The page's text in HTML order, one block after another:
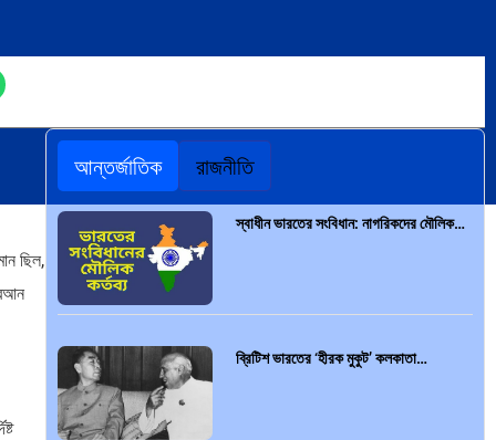
ছিল,
আন্তর্জাতিক রাজনীতি
স্বাধীন ভারতের সংবিধান: নাগরিকদের মৌলিক…
ব্রিটিশ ভারতের ‘হীরক মুকুট’ কলকাতা…